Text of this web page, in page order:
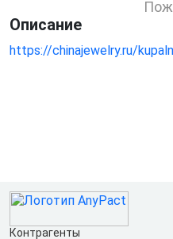
Описание
https://chinajewelry.ru/
Контрагенты